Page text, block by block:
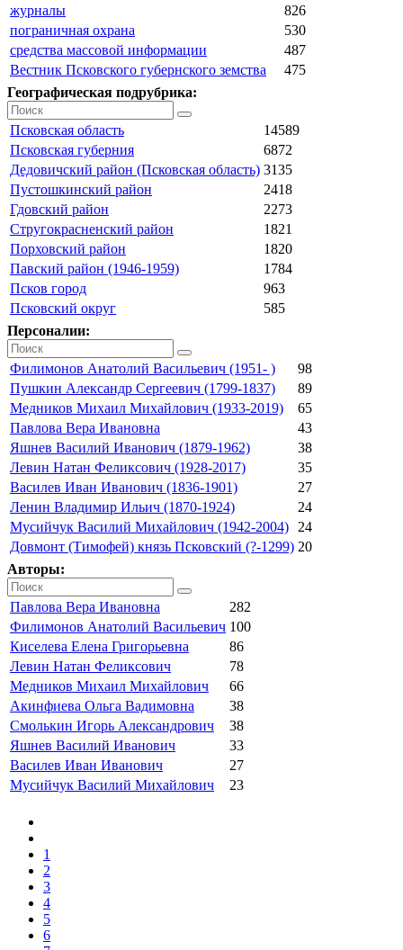
журналы
826
пограничная охрана
530
средства массовой информации
487
Вестник Псковского губернского земства
475
Географическая подрубрика:
Псковская область
14589
Псковская губерния
6872
Дедовичский район (Псковская область) 3135
Пустошкинский район
2418
Гдовский район
2273
Стругокрасненский район
1821
Порховский район
1820
Павский район (1946-1959)
1784
Псков город
963
Псковский округ
585
Персоналии:
Филимонов Анатолий Васильевич (1951- )
98
Пушкин Александр Сергеевич (1799-1837)
89
Медников Михаил Михайлович (1933-2019)
65
Павлова Вера Ивановна
43
Яшнев Василий Иванович (1879-1962)
38
Левин Натан Феликсович (1928-2017)
35
Василев Иван Иванович (1836-1901)
27
Ленин Владимир Ильич (1870-1924)
24
Мусийчук Василий Михайлович (1942-2004)
24
Довмонт (Тимофей) князь Псковский (?-1299) 20
Авторы:
Павлова Вера Ивановна
282
Филимонов Анатолий Васильевич 100
Киселева Елена Григорьевна
86
Левин Натан Феликсович
78
Медников Михаил Михайлович
66
Акинфиева Ольга Вадимовна
38
Смолькин Игорь Александрович
38
Яшнев Василий Иванович
33
Василев Иван Иванович
27
Мусийчук Василий Михайлович
23
1
2
3
4
5
6